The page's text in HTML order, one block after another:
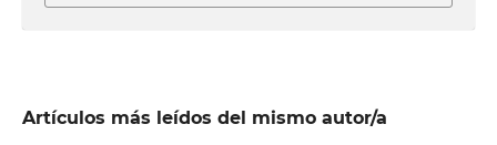
Artículos más leídos del mismo autor/a